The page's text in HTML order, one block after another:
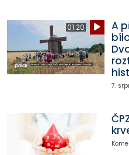
01:20
A
7.